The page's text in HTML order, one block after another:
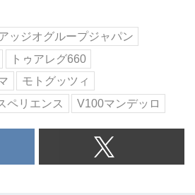
ッジオグループジャパン
トゥアレグ660
モトグッツィ
ペリエンス
V100マンデッロ